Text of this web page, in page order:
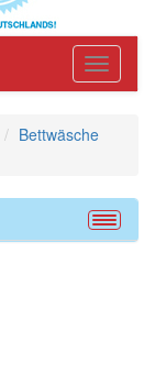
Toggle
Bettwäsche